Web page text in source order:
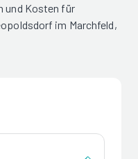
und Kosten für
im Marchfeld,